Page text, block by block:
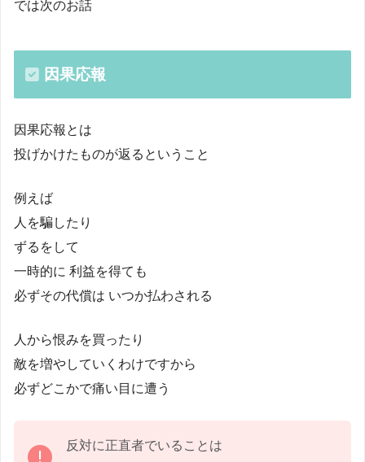
では次のお話
因果応報
因果応報とは
投げかけたものが返るということ
例えば
人を騙したり
ずるをして
一時的に 利益を得ても
必ずその代償は いつか払わされる
人から恨みを買ったり
敵を増やしていくわけですから
必ずどこかで痛い目に遭う
反対に正直者でいることは